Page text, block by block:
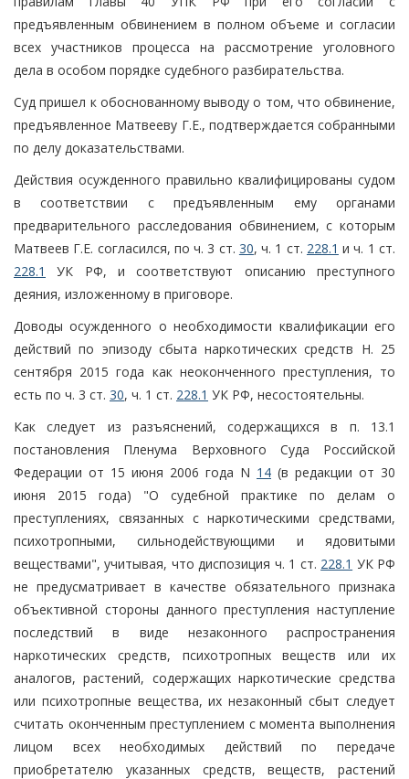
предъявленным обвинением в полном объеме и согласии
всех участников процесса на рассмотрение уголовного
дела в особом порядке судебного разбирательства.
Суд пришел к обоснованному выводу о том, что обвинение,
предъявленное Матвееву Г.Е., подтверждается собранными
по делу доказательствами.
Действия осужденного правильно квалифицированы судом
в соответствии с предъявленным ему органами
предварительного расследования обвинением, с которым
Матвеев Г.Е. согласился, по ч. 3 ст. 30, ч. 1 ст. 228.1 и ч. 1 ст.
228.1
УК РФ, и соответствуют описанию преступного
деяния, изложенному в приговоре.
Доводы осужденного о необходимости квалификации его
действий по эпизоду сбыта наркотических средств Н. 25
сентября 2015 года как неоконченного преступления, то
есть по ч. 3 ст. 30, ч. 1 ст. 228.1 УК РФ, несостоятельны.
Как следует из разъяснений, содержащихся в п. 13.1
постановления Пленума Верховного Суда Российской
Федерации от 15 июня 2006 года N 14 (в редакции от 30
июня 2015 года) "О судебной практике по делам о
преступлениях, связанных с наркотическими средствами,
психотропными, сильнодействующими и ядовитыми
веществами", учитывая, что диспозиция ч. 1 ст. 228.1 УК РФ
не предусматривает в качестве обязательного признака
объективной стороны данного преступления наступление
последствий в виде незаконного распространения
наркотических средств, психотропных веществ или их
аналогов, растений, содержащих наркотические средства
или психотропные вещества, их незаконный сбыт следует
считать оконченным преступлением с момента выполнения
лицом всех необходимых действий по передаче
приобретателю указанных средств, веществ, растений